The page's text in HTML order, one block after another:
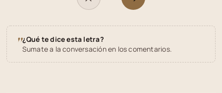
"¿Qué te dice esta letra?
Sumate a la conversación en los comentarios.